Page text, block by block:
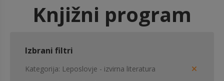
Knjižni program
Izbrani filtri
Kategorija Leposlovje - izvirna literatura